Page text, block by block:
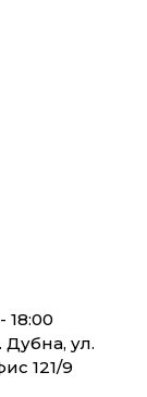
18:00
Дубна, ул.
121/9